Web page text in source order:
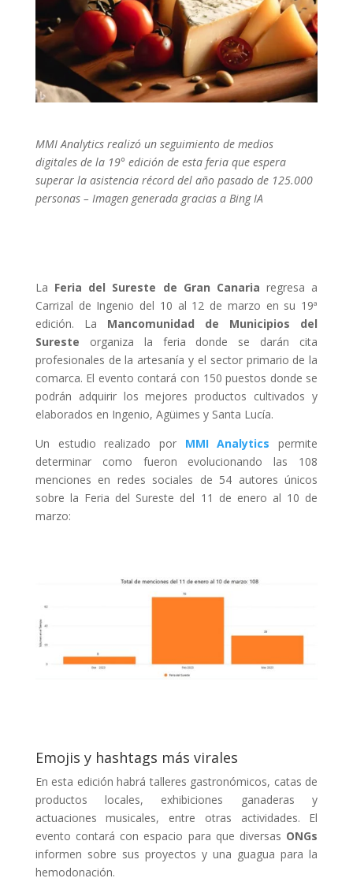
MMI Analytics realizó un seguimiento de medios
digitales de la 19° edición de esta feria que espera
superar la asistencia récord del año pasado de 125.000
personas – Imagen generada gracias a Bing IA
La Feria del Sureste de Gran Canaria regresa a
Carrizal de Ingenio del 10 al 12 de marzo en su 19ª
edición. La Mancomunidad de Municipios del
Sureste organiza la feria donde se darán cita
profesionales de la artesanía y el sector primario de la
comarca. El evento contará con 150 puestos donde se
podrán adquirir los mejores productos cultivados y
elaborados en Ingenio, Agüimes y Santa Lucía.
Un estudio realizado por
MMI Analytics
permite
determinar como fueron evolucionando las 108
menciones en redes sociales de 54 autores únicos
sobre la Feria del Sureste del 11 de enero al 10 de
marzo:
Emojis y hashtags más virales
En esta edición habrá talleres gastronómicos, catas de
productos locales, exhibiciones ganaderas y
actuaciones musicales, entre otras actividades. El
evento contará con espacio para que diversas ONGs
informen sobre sus proyectos y una guagua para la
hemodonación.